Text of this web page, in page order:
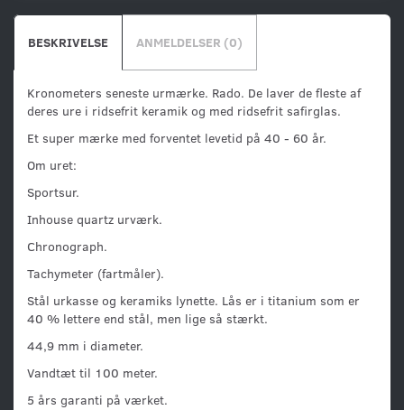
BESKRIVELSE ANMELDELSER (0)
Kronometers seneste urmærke. Rado. De laver de fleste af
deres ure i ridsefrit keramik og med ridsefrit safirglas.
Et super mærke med forventet levetid på 40 - 60 år.
Om uret:
Sportsur.
Inhouse quartz urværk.
Chronograph.
Tachymeter (fartmåler).
Stål urkasse og keramiks lynette. Lås er i titanium som er
40 % lettere end stål, men lige så stærkt.
44,9 mm i diameter.
Vandtæt til 100 meter.
5 års garanti på værket.